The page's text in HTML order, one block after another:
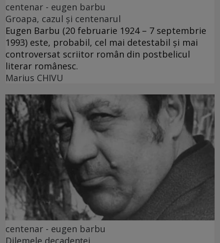
centenar - eugen barbu
Groapa, cazul și centenarul
Eugen Barbu (20 februarie 1924 – 7 septembrie
1993) este, probabil, cel mai detestabil și mai
controversat scriitor român din postbelicul
literar românesc.
Marius CHIVU
centenar - eugen barbu
Dilemele decadenței